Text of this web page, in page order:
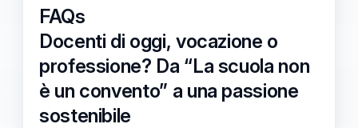
FAQs
Docenti di oggi, vocazione o
professione? Da “La scuola non
è un convento” a una passione
sostenibile